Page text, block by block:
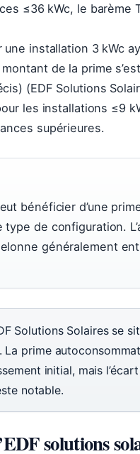
≤36 kWc, le barème
installation 3 kWc
de la prime
(EDF Solutions
les installations ≤9
supérieures.
bénéficier d’une
de configuration.
généralement
Solutions Solaires se
La prime
initial, mais
notable.
solutions